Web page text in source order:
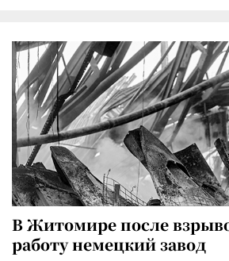
В Житомире после
работу немецкий завод